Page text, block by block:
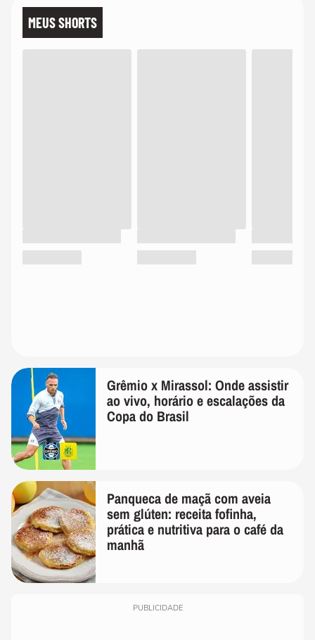
MEUS SHORTS
Grêmio x Mirassol: Onde assistir
ao vivo, horário e escalações da
Copa do Brasil
Panqueca de maçã com aveia
sem glúten: receita fofinha,
prática e nutritiva para o café da
manhã
PUBLICIDADE